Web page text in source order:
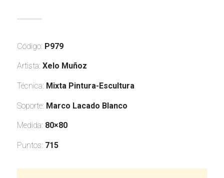
Código: P979
Artista: Xelo Muñoz
Técnica: Mixta Pintura-Escultura
Soporte: Marco Lacado Blanco
Medida: 80×80
Puntos: 715